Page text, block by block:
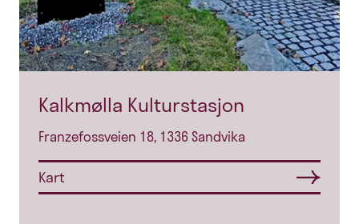
Kalkmølla Kulturstasjon
Franzefossveien 18, 1336 Sandvika
Kart